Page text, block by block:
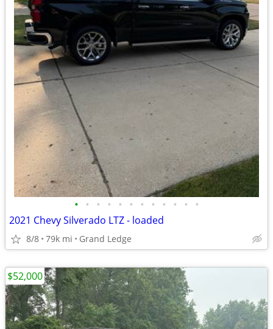
• • • • • • • • • • • •
2021 Chevy Silverado LTZ - loaded
8/8 79k mi Grand Ledge
$52,000